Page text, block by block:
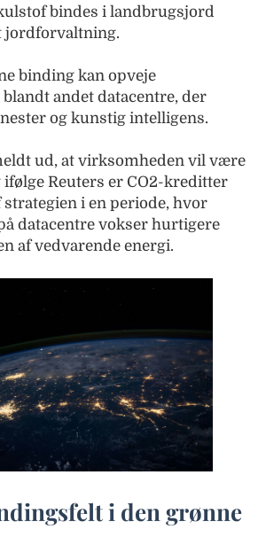
bindes i landbrugsjord
jordforvaltning.
binding kan opveje
andet datacentre, der
og kunstig intelligens.
ud, at virksomheden vil være
ifølge Reuters er CO2-kreditter
strategien i en periode, hvor
datacentre vokser hurtigere
af vedvarende energi.
i den grønne